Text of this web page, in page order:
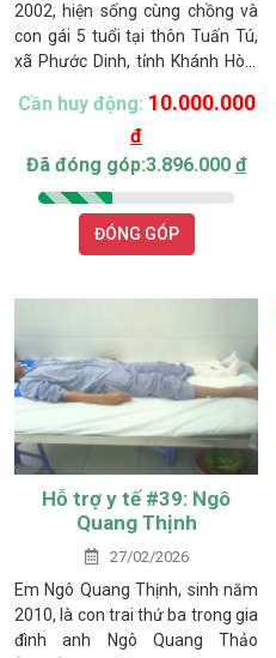
2002, hiện sống cùng chồng và
con gái 5 tuổi tại thôn Tuấn Tú,
xã Phước Dinh, tỉnh Khánh Hòa.
cuộc sống vốn đã nhiều khó
khăn. Hai vợ chồng làm thuê
mướn, ai thuê gì làm nấy, thu
qua ngày.
Cần huy động: 10.000.000
đ
Đã đóng góp:3.896.000 đ
ĐÓNG GÓP
Hỗ trợ y tế #39: Ngô
Quang Thịnh
27/02/2026
Em Ngô Quang Thịnh, sinh năm
2010, là con trai thứ ba trong gia
đình anh Ngô Quang Thảo